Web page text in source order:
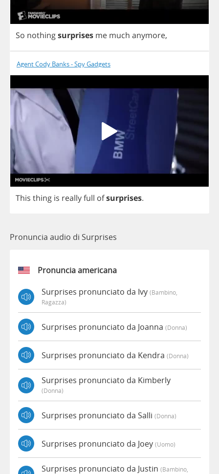
So nothingsurprises me much anymore,
Agent Cody Banks - Spy Gadgets
This thing is reallyfull ofsurprises.
Pronuncia audio di Surprises
Pronuncia americana
Surprises pronunciato da Ivy (bambino,
Ragazza)
Surprises pronunciato da Joanna (donna)
Surprises pronunciato da Kendra (donna)
Surprises pronunciato da Kimberly
(donna)
Surprises pronunciato da Salli (donna)
Surprises pronunciato da Joey (uomo)
Surprises pronunciato da Justin (bambino,